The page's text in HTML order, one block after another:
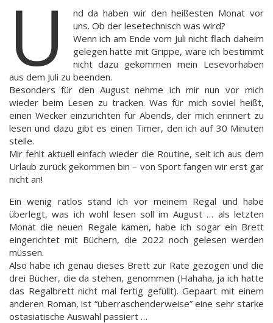
U
nd da haben wir den heißesten Monat vor
uns. Ob der lesetechnisch was wird?
Wenn ich am Ende vom Juli nicht flach daheim
gelegen hätte mit Grippe, wäre ich bestimmt
nicht dazu gekommen mein Lesevorhaben
aus dem Juli zu beenden.
Besonders für den August nehme ich mir nun vor mich
wieder beim Lesen zu tracken. Was für mich soviel heißt,
einen Wecker einzurichten für Abends, der mich erinnert zu
lesen und dazu gibt es einen Timer, den ich auf 30 Minuten
stelle.
Mir fehlt aktuell einfach wieder die Routine, seit ich aus dem
Urlaub zurück gekommen bin – von Sport fangen wir erst gar
nicht an!
Ein wenig ratlos stand ich vor meinem Regal und habe
überlegt, was ich wohl lesen soll im August … als letzten
Monat die neuen Regale kamen, habe ich sogar ein Brett
eingerichtet mit Büchern, die 2022 noch gelesen werden
müssen.
Also habe ich genau dieses Brett zur Rate gezogen und die
drei Bücher, die da stehen, genommen (Hahaha, ja ich hatte
das Regalbrett nicht mal fertig gefüllt). Gepaart mit einem
anderen Roman, ist “überraschenderweise” eine sehr starke
ostasiatische Auswahl passiert …